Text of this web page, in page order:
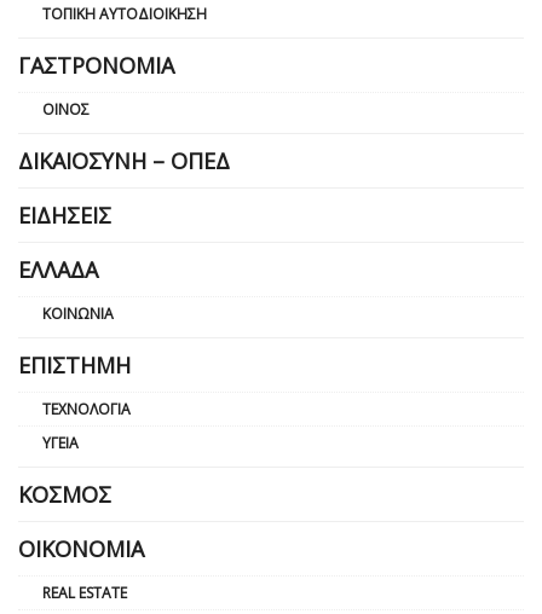
ΤΟΠΙΚΉ ΑΥΤΟΔΙΟΊΚΗΣΗ
ΓΑΣΤΡΟΝΟΜΊΑ
ΟΊΝΟΣ
ΔΙΚΑΙΟΣΎΝΗ – ΟΠΕΔ
ΕΙΔΉΣΕΙΣ
ΕΛΛΆΔΑ
ΚΟΙΝΩΝΊΑ
ΕΠΙΣΤΉΜΗ
ΤΕΧΝΟΛΟΓΊΑ
ΥΓΕΊΑ
ΚΌΣΜΟΣ
ΟΙΚΟΝΟΜΊΑ
REAL ESTATE